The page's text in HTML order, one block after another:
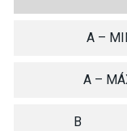
A –
A –
B